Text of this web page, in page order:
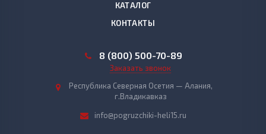
КАТАЛОГ
КОНТАКТЫ
8 (800) 500-70-89
Заказать звонок
Республика Северная Осетия — Алания,
г.Владикавказ
info@pogruzchiki-heli15.ru